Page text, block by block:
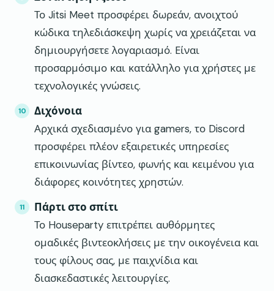
Το Jitsi Meet προσφέρει δωρεάν, ανοιχτού
κώδικα τηλεδιάσκεψη χωρίς να χρειάζεται να
δημιουργήσετε λογαριασμό. Είναι
προσαρμόσιμο και κατάλληλο για χρήστες με
τεχνολογικές γνώσεις.
Διχόνοια
Αρχικά σχεδιασμένο για gamers, το Discord
προσφέρει πλέον εξαιρετικές υπηρεσίες
επικοινωνίας βίντεο, φωνής και κειμένου για
διάφορες κοινότητες χρηστών.
Πάρτι στο σπίτι
Το Houseparty επιτρέπει αυθόρμητες
ομαδικές βιντεοκλήσεις με την οικογένεια και
τους φίλους σας, με παιχνίδια και
διασκεδαστικές λειτουργίες.